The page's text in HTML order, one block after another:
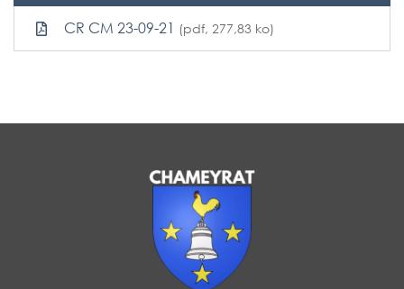
CR CM 23-09-21 (pdf, 277,83 ko)